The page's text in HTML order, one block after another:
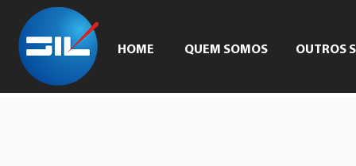
HOME QUEM SOMOS OUTROS